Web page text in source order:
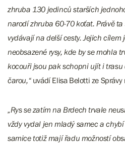
zhruba 130 jedinců starších
narodí zhruba 60-70 koťat. Právě ta
vydávají na delší cesty. Jejich cílem
neobsazené rysy, kde by se mohla
kocouři jsou pak schopni ujít i
čarou,“uvádí Elisa Belotti ze
„Rys se zatím na Brdech trvale
vždy vydal jen mladý samec a
samice totiž mají řadu možností